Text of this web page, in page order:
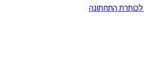
התחתונה